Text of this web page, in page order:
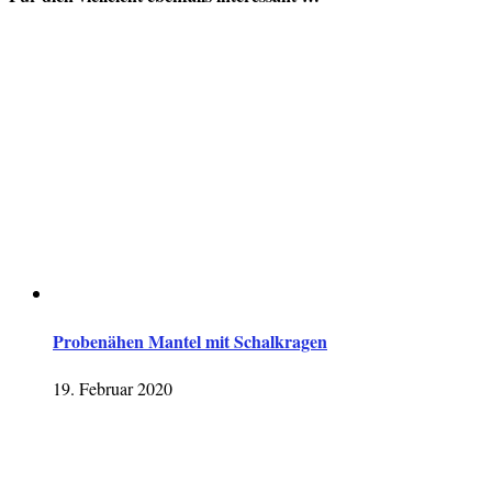
Probenähen Mantel mit Schalkragen
19. Februar 2020